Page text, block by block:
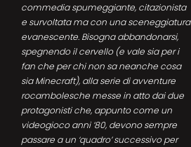
commedia spumeggiante, citazionista
e survoltata ma con una sceneggiatura
evanescente. Bisogna abbandonarsi,
spegnendo il cervello (e vale sia per i
fan che per chi non sa neanche cosa
sia Minecraft), alla serie di avventure
rocambolesche messe in atto dai due
protagonisti che, appunto come un
videogioco anni ’80, devono sempre
passare a un ‘quadro’ successivo per